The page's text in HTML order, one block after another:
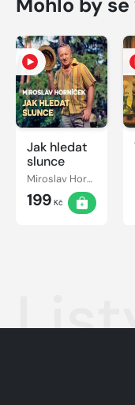
Jak hledat
slunce
Miroslav Horníček
199 Kč